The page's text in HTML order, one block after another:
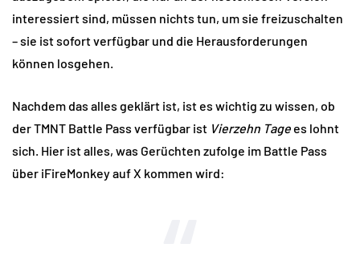
interessiert sind, müssen nichts tun, um sie freizuschalten
– sie ist sofort verfügbar und die Herausforderungen
können losgehen.
Nachdem das alles geklärt ist, ist es wichtig zu wissen, ob
der TMNT Battle Pass verfügbar ist Vierzehn Tage es lohnt
sich. Hier ist alles, was Gerüchten zufolge im Battle Pass
über iFireMonkey auf X kommen wird: